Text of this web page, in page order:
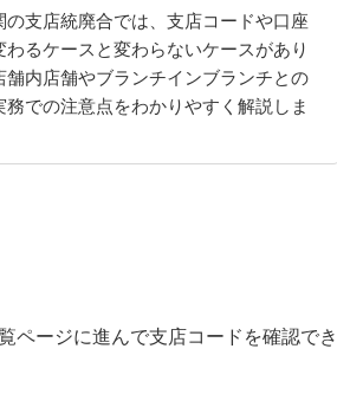
の支店統廃合では、支店コードや口座
わるケースと変わらないケースがあり
舗内店舗やブランチインブランチとの
務での注意点をわかりやすく解説しま
ページに進んで支店コードを確認でき